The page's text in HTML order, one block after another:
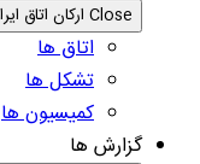
Close ارکان اتاق ایران
اتاق ها
تشکل ها
کمیسیون ها
گزارش ها